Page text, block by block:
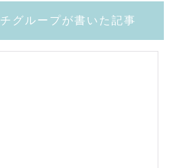
グループが書いた記事